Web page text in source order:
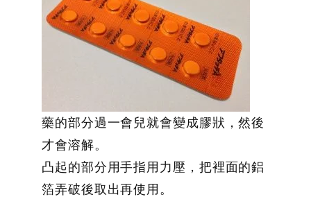
藥的部分過一會兒就會變成膠狀，然後
才會溶解。
凸起的部分用手指用力壓，把裡面的鋁
箔弄破後取出再使用。